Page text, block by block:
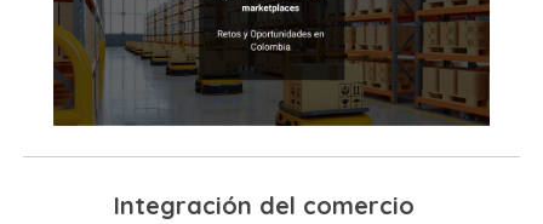
Integración del comercio